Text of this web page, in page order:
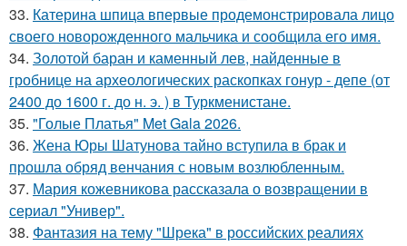
33. Катерина шпица впервые продемонстрировала лицо
своего новорожденного мальчика и сообщила его имя.
34. Золотой баран и каменный лев, найденные в
гробнице на археологических раскопках гонур - депе (от
2400 до 1600 г. до н. э. ) в Туркменистане.
35. "Голые Платья" Met Gala 2026.
36. Жена Юры Шатунова тайно вступила в брак и
прошла обряд венчания с новым возлюбленным.
37. Мария кожевникова рассказала о возвращении в
сериал "Универ".
38. Фантазия на тему "Шрека" в российских реалиях